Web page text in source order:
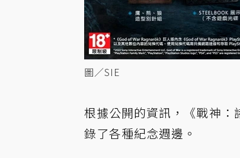
圖／SIE
根據公開的資訊，《戰神
錄了各種紀念週邊。